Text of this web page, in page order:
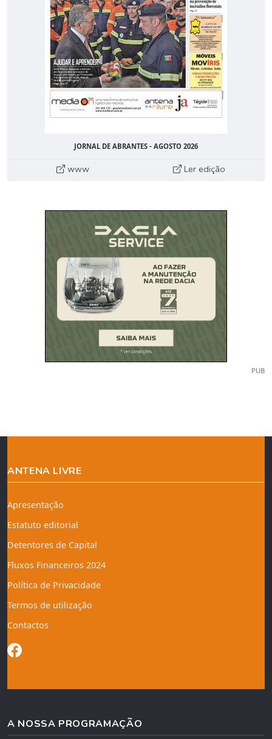
JORNAL DE ABRANTES - AGOSTO 2026
www Ler edição
PUB
ANTENA LIVRE
Apresentação
Estatuto editorial
Detentores de Capital
Fluxos Financeiros 2024
Política de Privacidade
Termos de utilização
Contactos
A NOSSA PROGRAMAÇÃO